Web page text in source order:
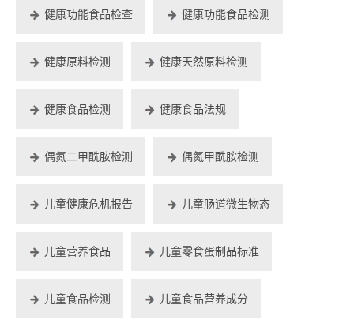
健康功能食品检查 健康功能食品检测
健康原料检测 健康天然原料检测
健康食品检测 健康食品法规
偶氮二甲酰胺检测 偶氮甲酰胺检测
儿童健康危机报告 儿童肠道微生物态
儿童营养食品 儿童零食蛋制品标准
儿童食品检测 儿童食品营养成分